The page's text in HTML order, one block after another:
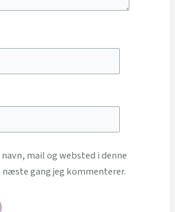
mail og websted i denne
gang jeg kommenterer.